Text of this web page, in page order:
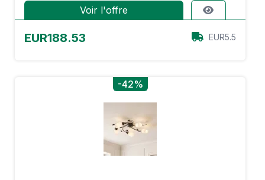
Voir l'offre
EUR188.53 EUR5.5
-42%